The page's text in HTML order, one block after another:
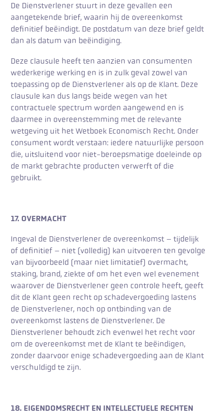
De Dienstverlener stuurt in deze gevallen een
aangetekende brief, waarin hij de overeenkomst
definitief beëindigt. De postdatum van deze brief geldt
dan als datum van beëindiging.
Deze clausule heeft ten aanzien van consumenten
wederkerige werking en is in zulk geval zowel van
toepassing op de Dienstverlener als op de Klant. Deze
clausule kan dus langs beide wegen van het
contractuele spectrum worden aangewend en is
daarmee in overeenstemming met de relevante
wetgeving uit het Wetboek Economisch Recht. Onder
consument wordt verstaan: iedere natuurlijke persoon
die, uitsluitend voor niet-beroepsmatige doeleinde op
de markt gebrachte producten verwerft of die
gebruikt.
17. OVERMACHT
Ingeval de Dienstverlener de overeenkomst – tijdelijk
of definitief – niet (volledig) kan uitvoeren ten gevolge
van bijvoorbeeld (maar niet limitatief) overmacht,
staking, brand, ziekte of om het even wel evenement
waarover de Dienstverlener geen controle heeft, geeft
dit de Klant geen recht op schadevergoeding lastens
de Dienstverlener, noch op ontbinding van de
overeenkomst lastens de Dienstverlener. De
Dienstverlener behoudt zich evenwel het recht voor
om de overeenkomst met de Klant te beëindigen,
zonder daarvoor enige schadevergoeding aan de Klant
verschuldigd te zijn.
18. EIGENDOMSRECHT EN INTELLECTUELE RECHTEN